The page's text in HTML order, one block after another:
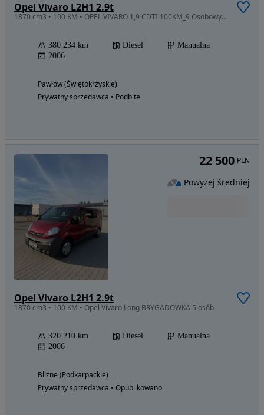
Opel Vivaro L2H1 2.9t
1870 cm3 • 100 KM • OPEL VIVARO 1,9 CDTI 100KM_9 Osobowy_LONG_Klima_2xKoła_ZADBANY_
380 234 km Diesel
Manualna
2006
Pawłów (Świętokrzyskie)
Prywatny sprzedawca • Podbite
Opel Vivaro L2H1 2.9t
1870 cm3 • 100 KM • Opel Vivaro Long BRYGADOWKA 5 osób
320 210 km Diesel
Manualna
2006
Blizne (Podkarpackie)
Prywatny sprzedawca • Opublikowano
22 500 PLN
Powyżej średniej